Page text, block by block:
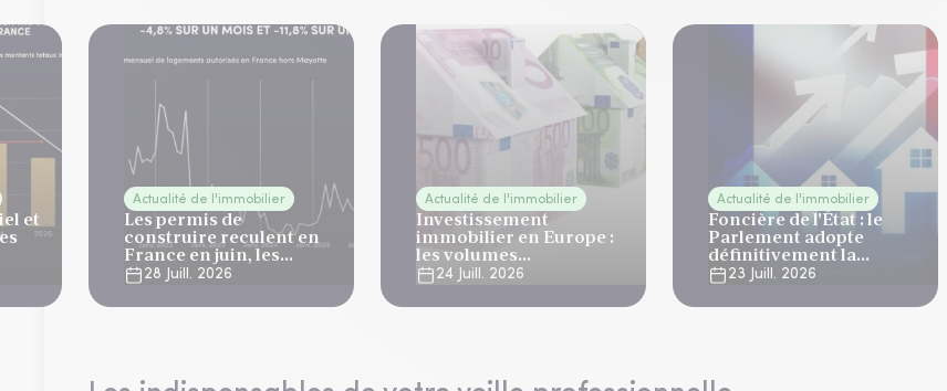
et
Actualité de l'immobilier
Les permis de
construire reculent en
France en juin, les
mises en chantier
restent solides
28 Juill. 2026
Actualité de l'immobilier
Investissement
immobilier en Europe :
les volumes
progressent de 6%
24 Juill. 2026
Actualité de l'immobilier
Foncière de l'État : le
Parlement adopte
définitivement la
réforme de la gestion
du patrimoine
immobilier public
23 Juill. 2026